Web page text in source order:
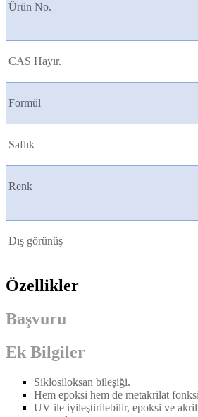
Ürün No.
CAS Hayır.
Formül
Saflık
Renk
Dış görünüş
Özellikler
Başvuru
Ek Bilgiler
Siklosiloksan bileşiği.
Hem epoksi hem de metakrilat
UV ile iyileştirilebilir, epoksi ve